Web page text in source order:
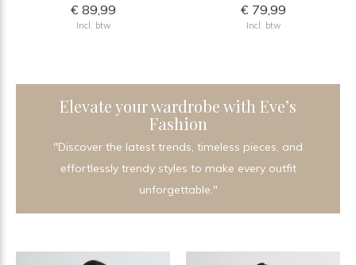
€ 89,99
Incl. btw
€ 79,99
Incl. btw
Elevate your wardrobe with Eve’s
Fashion
"Discover the latest trends, timeless pieces, and
effortlessly trendy styles to make every outfit
unforgettable."